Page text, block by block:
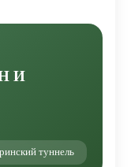
И
туннель